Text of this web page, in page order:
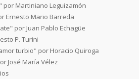
por Martiniano Leguizamón
Ernesto Mario Barreda
por Juan Pablo Echagüe
P. Turini
turbio" por Horacio Quiroga
José María Vélez